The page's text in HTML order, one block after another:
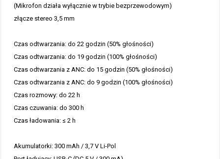
(Mikrofon działa wyłącznie w trybie bezprzewodowym)
złącze stereo 3,5 mm
Czas odtwarzania: do 22 godzin (50% głośności)
Czas odtwarzania: do 19 godzin (100% głośności)
Czas odtwarzania z ANC: do 15 godzin (50% głośności)
Czas odtwarzania z ANC: do 9 godzin (100% głośności)
Czas rozmowy: do 22 h
Czas czuwania: do 300 h
Czas ładowania: ≤ 2 h
Akumulatorki: 300 mAh / 3,7 V Li-Pol